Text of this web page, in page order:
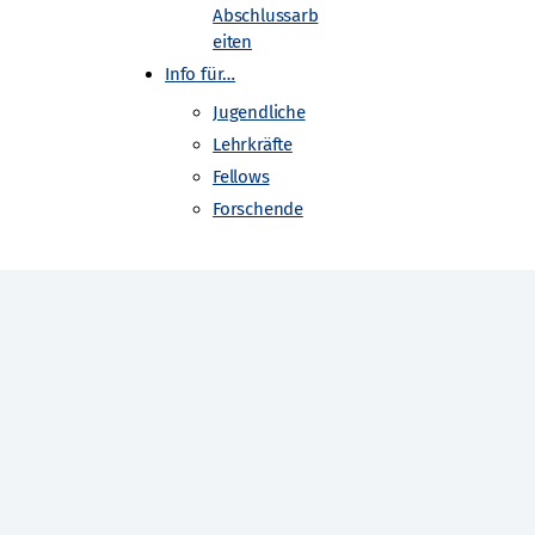
Abschlussarb
eiten
Info für…
Jugendliche
Lehrkräfte
Fellows
Forschende